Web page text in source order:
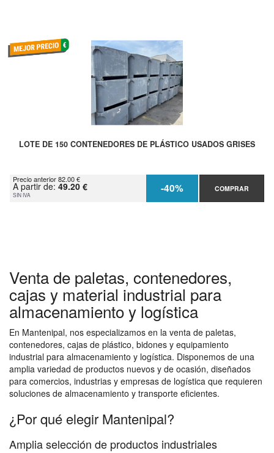
LOTE DE 150 CONTENEDORES DE PLÁSTICO USADOS GRISES
Precio anterior 82.00 €
A partir de: 49.20 €
SIN IVA -40% COMPRAR
Venta de paletas, contenedores,
cajas y material industrial para
almacenamiento y logística
En Mantenipal, nos especializamos en la venta de paletas,
contenedores, cajas de plástico, bidones y equipamiento
industrial para almacenamiento y logística. Disponemos de una
amplia variedad de productos nuevos y de ocasión, diseñados
para comercios, industrias y empresas de logística que requieren
soluciones de almacenamiento y transporte eficientes.
¿Por qué elegir Mantenipal?
Amplia selección de productos industriales